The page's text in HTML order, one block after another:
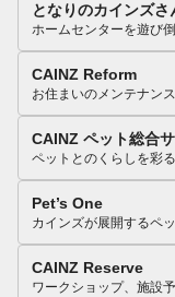
となりのカインズさ
ホームセンターを遊び
CAINZ Reform
お住まいのメンテナン
CAINZ ペット総合
ペットとのくらしを彩
Pet’s One
カインズが展開するペ
CAINZ Reserve
ワークショップ、施設